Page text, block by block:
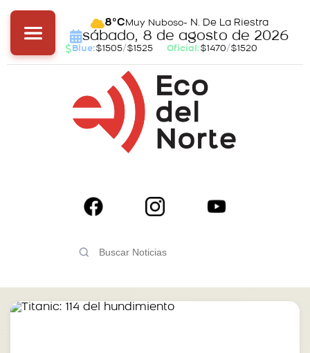
8°C Muy Nuboso- N. De La Riestra
sábado, 8 de agosto de 2026
Blue:$1505/$1525 Oficial:$1470/$1520